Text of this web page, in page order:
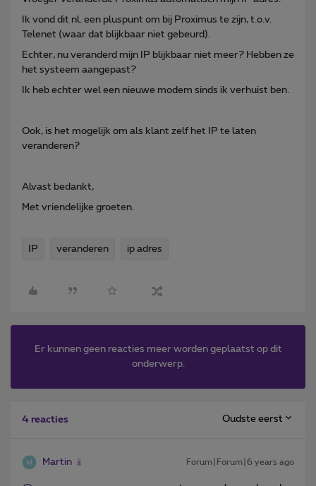
Ik vond dit nl. een pluspunt om bij Proximus te zijn, t.o.v.
Telenet (waar dat blijkbaar niet gebeurd).
Echter, nu veranderd mijn IP blijkbaar niet meer? Hebben ze
het systeem aangepast?
Ik heb echter wel een nieuwe modem sinds ik verhuist ben.
Ook, is het mogelijk om als klant zelf het IP te laten
veranderen?
Alvast bedankt,
Met vriendelijke groeten.
IP veranderen ip adres
Er kunnen geen reacties meer worden geplaatst op dit
onderwerp.
4 reacties Oudste eerst
Martin Forum|Forum|6 years ago